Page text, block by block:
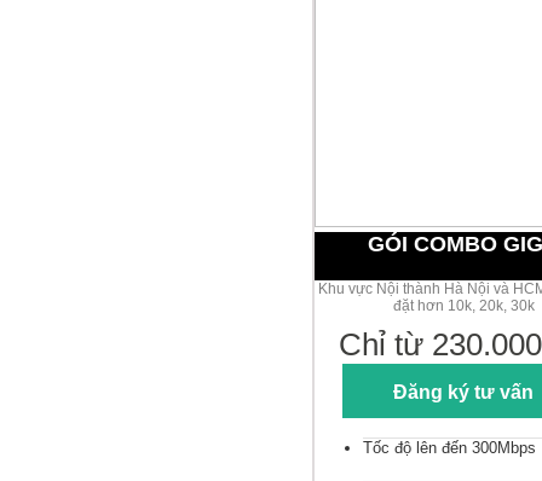
GÓI COMBO
Khu vực Nội thành Hà Nội và
đặt hơn 10k, 20k, 30k
Chỉ từ 230.000
Đăng ký tư vấn
Tốc độ lên đến 300Mbps